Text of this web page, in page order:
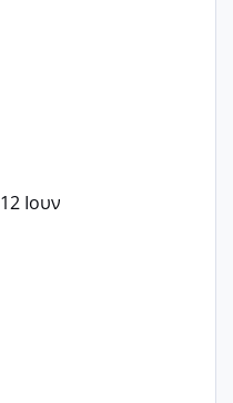
12 Ιουν